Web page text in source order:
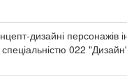
дизайні
спеціальністю 022